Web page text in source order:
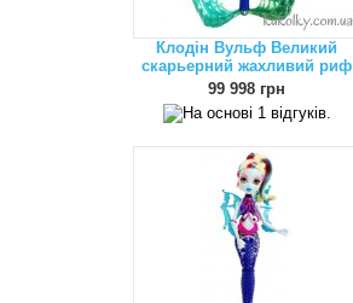
Клодін Вульф Великий
скарьерний жахливий риф
99 998 грн